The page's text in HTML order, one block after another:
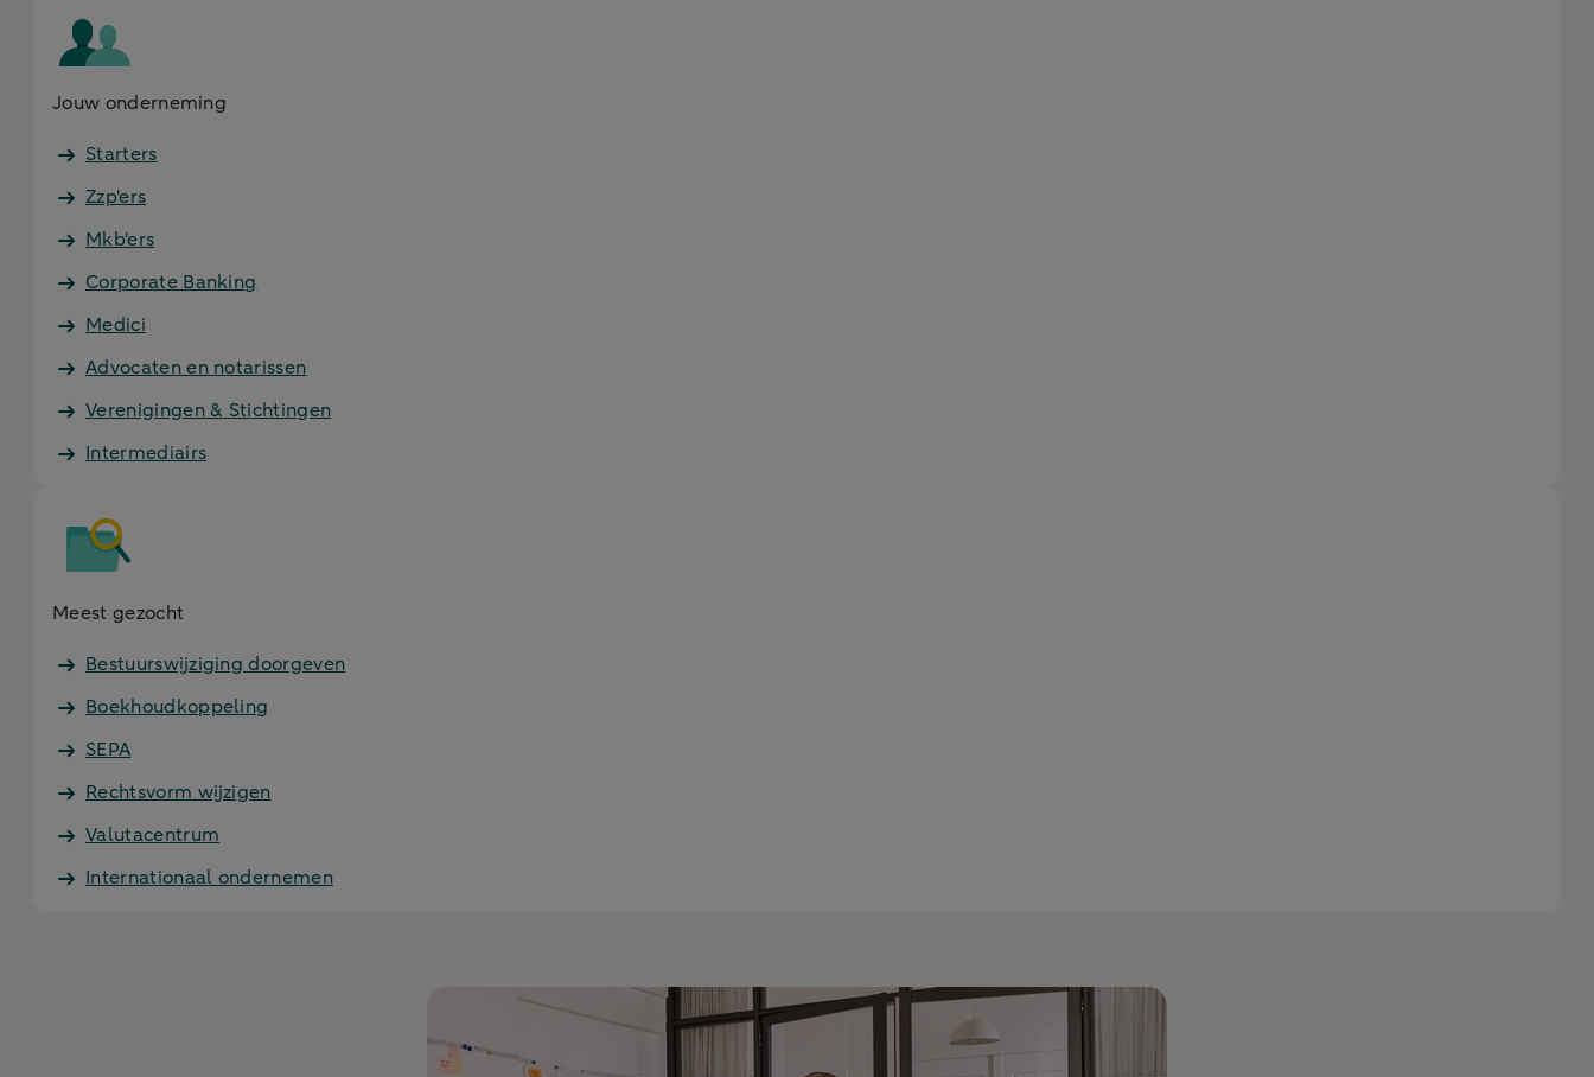
Jouw onderneming
Starters
Zzp'ers
Mkb'ers
Corporate Banking
Medici
Advocaten en notarissen
Verenigingen & Stichtingen
Intermediairs
Meest gezocht
Bestuurswijziging doorgeven
Boekhoudkoppeling
SEPA
Rechtsvorm wijzigen
Valutacentrum
Internationaal ondernemen